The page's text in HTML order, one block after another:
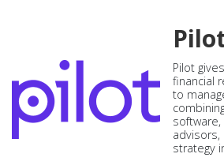
Pilot
financial
to
advisors,
strategy